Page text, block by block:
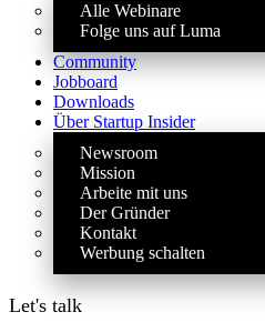
Alle Webinare
Folge uns auf Luma
Community
Jobboard
Downloads
Über Startup Insider
Newsroom
Mission
Arbeite mit uns
Der Gründer
Kontakt
Werbung schalten
Let's talk